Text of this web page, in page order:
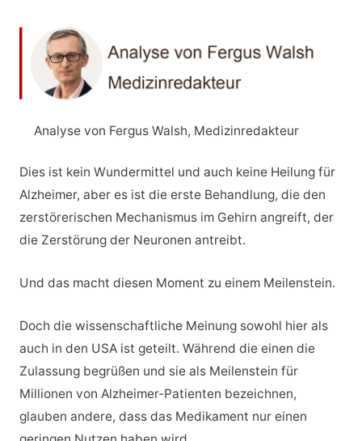
Analyse von Fergus Walsh, Medizinredakteur
Dies ist kein Wundermittel und auch keine Heilung für
Alzheimer, aber es ist die erste Behandlung, die den
zerstörerischen Mechanismus im Gehirn angreift, der
die Zerstörung der Neuronen antreibt.
Und das macht diesen Moment zu einem Meilenstein.
Doch die wissenschaftliche Meinung sowohl hier als
auch in den USA ist geteilt. Während die einen die
Zulassung begrüßen und sie als Meilenstein für
Millionen von Alzheimer-Patienten bezeichnen,
glauben andere, dass das Medikament nur einen